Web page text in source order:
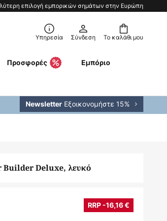
επιλογή εμπορικών σημάτων στην Ευρώπη
Το καλάθι μου
Υπηρεσία Σύνδεση
Προσφορές Εμπόριο
Newsletter Εξοικονομήστε 15%
Builder Deluxe, λευκό
RRP -16,16 €